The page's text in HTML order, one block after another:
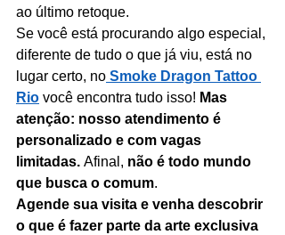
ao último retoque.
Se você está procurando algo especial,
diferente de tudo o que já viu, está no
lugar certo, no Smoke Dragon Tattoo
Rio você encontra tudo isso! Mas
atenção: nosso atendimento é
personalizado e com vagas
limitadas. Afinal, não é todo mundo
que busca o comum.
Agende sua visita e venha descobrir
o que é fazer parte da arte exclusiva